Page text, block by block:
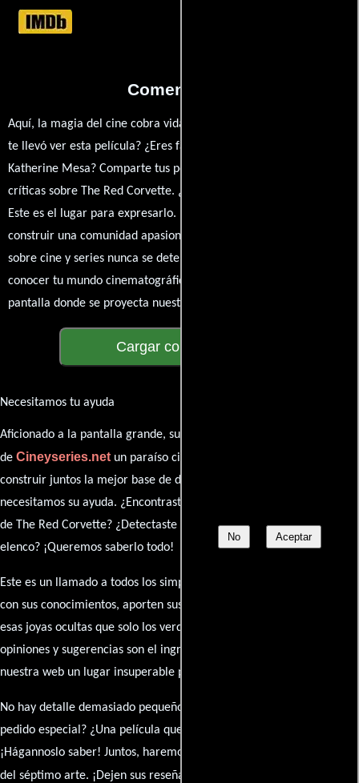
No Aceptar
Comentarios
Aquí, la magia del cine cobra vida a través de tus opiniones. ¿Qué
te llevó ver esta película? ¿Eres fan de Frank Lisi, Valerie Bauer o
Katherine Mesa? Comparte tus pensamientos, emociones y
críticas sobre The Red Corvette. ¿Te hizo reír, llorar o reflexionar?
Este es el lugar para expresarlo. ¡No te guardes nada! Queremos
construir una comunidad apasionada donde la conversación
sobre cine y series nunca se detenga. Únete a la charla y déjanos
conocer tu mundo cinematográfico. ¡Los comentarios son la
pantalla donde se proyecta nuestra diversidad de opiniones!
Cargar comentarios
Necesitamos tu ayuda
Aficionado a la pantalla grande, su participación es clave para hacer
de Cineyseries.netun paraíso cinéfilo completo. Queremos
construir juntos la mejor base de datos cinematográfica, pero
necesitamos su ayuda. ¿Encontraste algún dato faltante en la ficha
de The Red Corvette? ¿Detectaste algún error en la sinopsis o el
elenco? ¡Queremos saberlo todo!
Este es un llamado a todos los simpatizantes del cine: contribuyan
con sus conocimientos, aporten sus descubrimientos y compartan
esas joyas ocultas que solo los verdaderos fanáticos conocen. Sus
opiniones y sugerencias son el ingrediente secreto que hará de
nuestra web un lugar insuperable para los amantes del celuloide.
No hay detalle demasiado pequeño ni opinión insignificante. ¿Algún
pedido especial? ¿Una película que sueñas con ver reseñada?
¡Hágannoslo saber! Juntos, haremos de esta comunidad el epicentro
del séptimo arte. ¡Dejen sus reseña en la